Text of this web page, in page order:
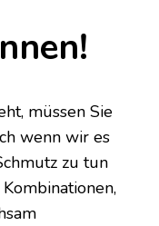
müssen Sie
wenn wir es
zu tun